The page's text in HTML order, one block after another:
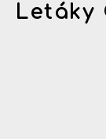
Letáky